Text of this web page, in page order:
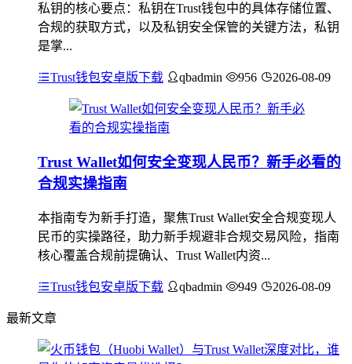
私钥的核心要点：私钥在Trust钱包中的具体存储位置、
合规的获取方式，以及私钥安全保管的关键方法，私钥
是掌...
Trust钱包安卓版下载 qbadmin 956 2026-08-09
Trust Wallet如何安全变现人民币？新手必看的
合规实操指南
本指南专为新手打造，聚焦Trust Wallet安全合规变现人
民币的实操路径，助力新手规避非合规交易风险，指南
核心覆盖合规前提确认、Trust Wallet内资...
Trust钱包安卓版下载 qbadmin 949 2026-08-09
最新文章